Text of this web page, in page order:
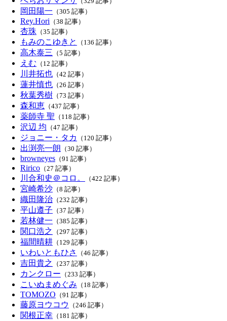
岡田陽一 （305 記事）
Rey.Hori （38 記事）
杏珠 （35 記事）
もみのこゆきと （136 記事）
高木泰三 （5 記事）
えむ （12 記事）
川井拓也 （42 記事）
蓮井慎也 （26 記事）
秋葉秀樹 （73 記事）
森和恵 （437 記事）
薬師寺 聖 （118 記事）
沢辺 均 （47 記事）
ジョニー・タカ （120 記事）
出渕亮一朗 （30 記事）
browneyes （91 記事）
Ririco （27 記事）
川合和史＠コロ。 （422 記事）
宮崎希沙 （8 記事）
織田隆治 （232 記事）
平山遵子 （37 記事）
若林健一 （385 記事）
関口浩之 （297 記事）
福間晴耕 （129 記事）
いわいともひさ （46 記事）
吉田貴之 （237 記事）
カンクロー （233 記事）
こいぬまめぐみ （18 記事）
TOMOZO （91 記事）
藤原ヨウコウ （246 記事）
関根正幸 （181 記事）